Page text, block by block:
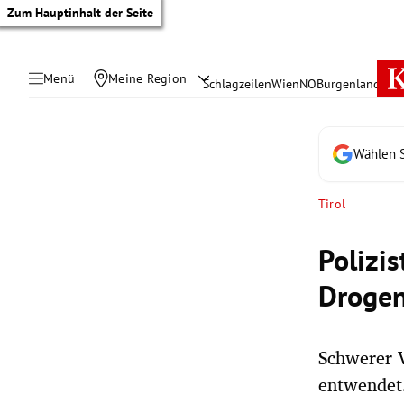
Zum Hauptinhalt der Seite
Menü Meine Region SchlagzeilenWienNÖBurgenland
Wählen
Tirol
Schwerer